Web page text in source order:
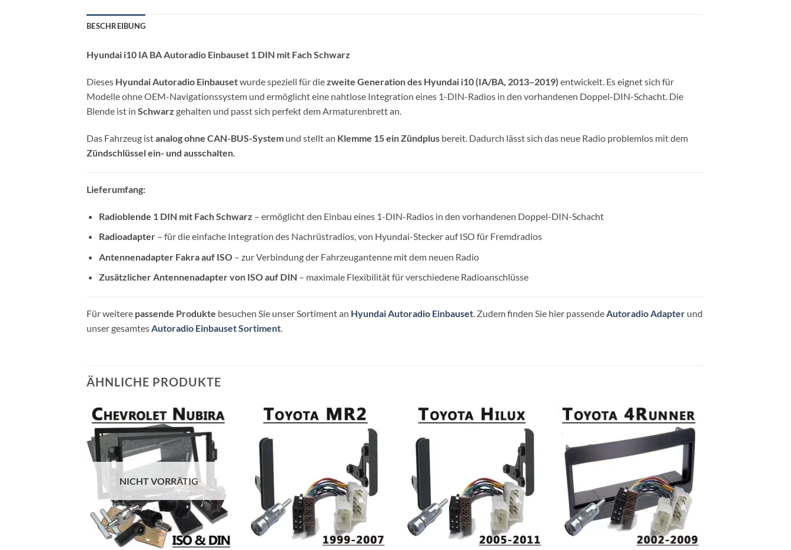
BESCHREIBUNG
Hyundai i10 IA BA Autoradio Einbauset 1 DIN mit Fach Schwarz
Dieses Hyundai Autoradio Einbausetwurde speziell für diezweite Generation des Hyundai i10 (IA/BA, 2013–2019) entwickelt. Es eignet sich für
Modelle ohne OEM-Navigationssystem und ermöglicht eine nahtlose Integration eines 1-DIN-Radios in den vorhandenen Doppel-DIN-Schacht. Die
Blende ist in Schwarz gehalten und passt sich perfekt dem Armaturenbrett an.
Das Fahrzeug istanalog ohne CAN-BUS-System und stellt an Klemme 15 ein Zündplus bereit. Dadurch lässt sich das neue Radio problemlos mit dem
Zündschlüssel ein- und ausschalten.
Lieferumfang:
Radioblende 1 DIN mit Fach Schwarz – ermöglicht den Einbau eines 1-DIN-Radios in den vorhandenen Doppel-DIN-Schacht
Radioadapter– für die einfache Integration des Nachrüstradios, von Hyundai-Stecker auf ISO für Fremdradios
Antennenadapter Fakra auf ISO– zur Verbindung der Fahrzeugantenne mit dem neuen Radio
Zusätzlicher Antennenadapter von ISO auf DIN – maximale Flexibilität für verschiedene Radioanschlüsse
Für weitere passende Produkte besuchen Sie unser Sortiment an Hyundai Autoradio Einbauset. Zudem finden Sie hier passendeAutoradio Adapter und
unser gesamtesAutoradio Einbauset Sortiment.
ÄHNLICHE PRODUKTE
NICHT VORRÄTIG